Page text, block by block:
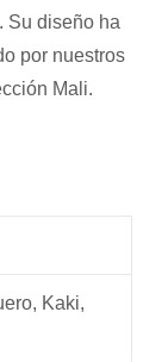
Su diseño ha
por nuestros
Mali.
Kaki,